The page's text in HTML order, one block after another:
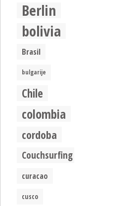
Berlin
bolivia
Brasil
bulgarije
Chile
colombia
cordoba
Couchsurfing
curacao
cusco